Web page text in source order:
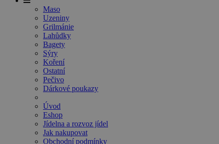
Maso
Uzeniny
Grilmánie
Lahůdky
Bagety
Sýry
Koření
Ostatní
Pečivo
Dárkové poukazy
Úvod
Eshop
Jídelna a rozvoz jídel
Jak nakupovat
Obchodní podmínky